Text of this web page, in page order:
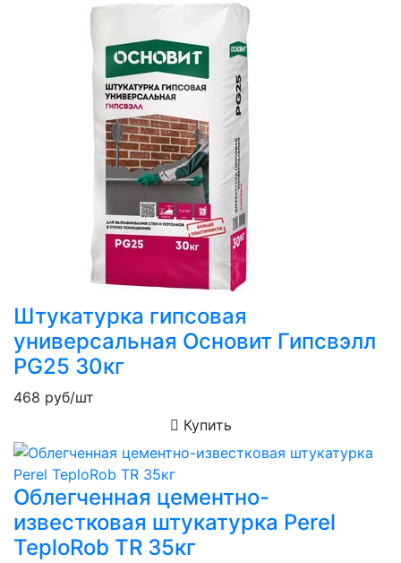
Штукатурка гипсовая
универсальная Основит Гипсвэлл
PG25 30кг
468 руб/шт
Купить
Облегченная цементно-
известковая штукатурка Perel
TeploRob TR 35кг